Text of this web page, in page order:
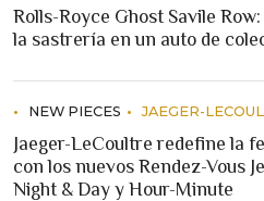
Rolls-Royce Ghost Savile
la sastrería en un auto de
NEW PIECES JAEGER-
Jaeger-LeCoultre redefine la
con los nuevos Rendez-Vous
Night & Day y Hour-Minute